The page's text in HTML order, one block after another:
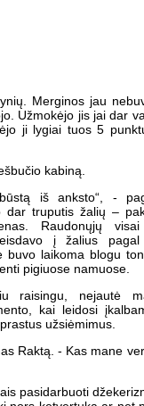
Merginos jau
Užmokėjo jis jai dar
ji lygiai tuos 5
kabiną.
iš anksto“, -
dar truputis žalių –
Raudonųjų visai
į žalius pagal
buvo laikoma blogu
pigiuose namuose.
raisingu, nejautė
kai leidosi
užsiėmimus.
Raktą. - Kas mane
pasidarbuoti